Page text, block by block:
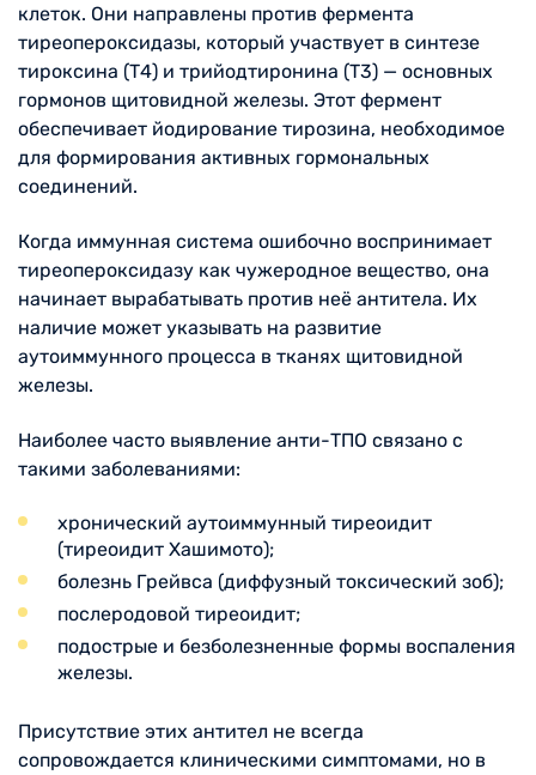
клеток. Они направлены против фермента
тиреопероксидазы, который участвует в синтезе
тироксина (Т4) и трийодтиронина (Т3) — основных
гормонов щитовидной железы. Этот фермент
обеспечивает йодирование тирозина, необходимое
для формирования активных гормональных
соединений.
Когда иммунная система ошибочно воспринимает
тиреопероксидазу как чужеродное вещество, она
начинает вырабатывать против неё антитела. Их
наличие может указывать на развитие
аутоиммунного процесса в тканях щитовидной
железы.
Наиболее часто выявление анти-ТПО связано с
такими заболеваниями:
хронический аутоиммунный тиреоидит
(тиреоидит Хашимото);
болезнь Грейвса (диффузный токсический зоб);
послеродовой тиреоидит;
подострые и безболезненные формы воспаления
железы.
Присутствие этих антител не всегда
сопровождается клиническими симптомами, но в